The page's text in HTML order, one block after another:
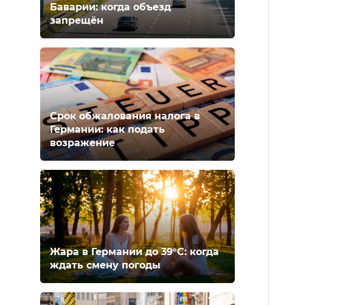
Баварии: когда объезд
запрещён
Срок обжалования налога в
Германии: как подать
возражение
Жара в Германии до 39°C: когда
ждать смену погоды